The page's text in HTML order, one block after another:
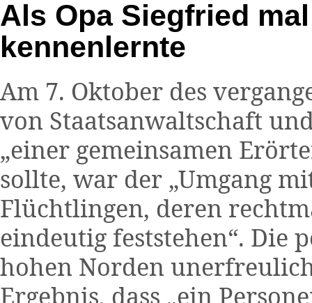
Als Opa Siegfried
kennenlernte
Am 7. Oktober des
von Staatsanwaltschaft
„einer gemeinsamen
sollte, war der „Umgang
Flüchtlingen, deren
eindeutig feststehen“. Die
hohen Norden
Ergebnis, dass „ein